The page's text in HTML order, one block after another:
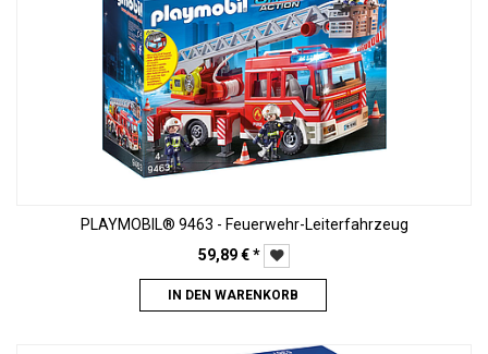
PLAYMOBIL® 9463 - Feuerwehr-Leiterfahrzeug
59,89€*
IN DEN WARENKORB